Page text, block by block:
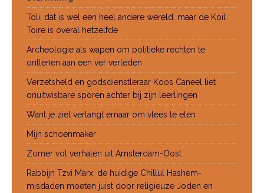
Toli, dat is wel een heel andere wereld, maar de Koil
Toire is overal hetzelfde
Archeologie als wapen om politieke rechten te
ontlenen aan een ver verleden
Verzetsheld en godsdienstleraar Koos Caneel liet
onuitwisbare sporen achter bij zijn leerlingen
Want je ziel verlangt ernaar om vlees te eten
Mijn schoenmaker
Zomer vol verhalen uit Amsterdam-Oost
Rabbijn Tzvi Marx: de huidige Chillul Hashem-
misdaden moeten juist door religieuze Joden en